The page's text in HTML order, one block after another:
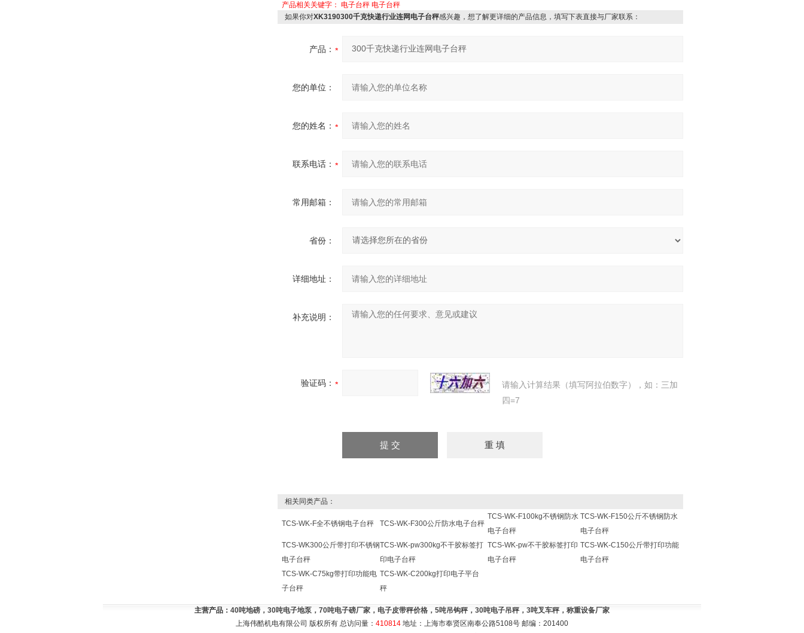
产品相关关键字： 电子台秤 电子台秤
如果你对XK3190300千克快递行业连网电子台秤感兴趣，想了解更详细的产品信息，填写下表直接与厂家联系：
产品：
您的单位：
您的姓名：
联系电话：
常用邮箱：
省份：
详细地址：
补充说明：
验证码：
请输入计算结果（填写阿拉伯数字），如：三加
四=7
相关同类产品：
TCS-WK-F全不锈钢电子台秤 TCS-WK-F300公斤防水电子台秤
TCS-WK-F100kg不锈钢防水
电子台秤
TCS-WK-F150公斤不锈钢防水
电子台秤
TCS-WK300公斤带打印不锈钢
电子台秤
TCS-WK-pw300kg不干胶标签打
印电子台秤
TCS-WK-pw不干胶标签打印
电子台秤
TCS-WK-C150公斤带打印功能
电子台秤
TCS-WK-C75kg带打印功能电
子台秤
TCS-WK-C200kg打印电子平台
秤
主营产品： 40吨地磅，30吨电子地泵，70吨电子磅厂家，电子皮带秤价格，5吨吊钩秤，30吨电子吊秤，3吨叉车秤，称重设备厂家
上海伟酷机电有限公司 版权所有 总访问量： 410814 地址：上海市奉贤区南奉公路5108号 邮编：201400